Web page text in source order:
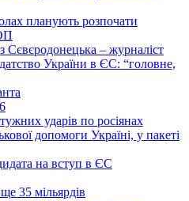
планують розпочати
Сєвєродонецька – журналіст
України в ЄС: “головне,
ударів по росіянах
допомоги Україні, у пакеті
на вступ в ЄС
35 мільярдів